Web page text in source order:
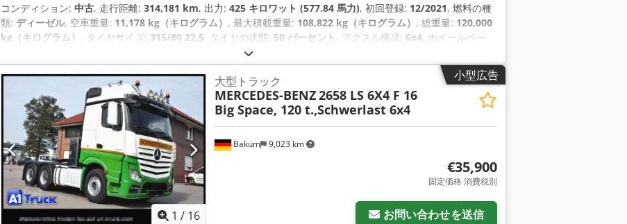
コンディション: 中古, 走行距離: 314,181 km, 出力: 425 キロワット (577.84 馬力), 初回登録: 12/2021, 燃料の種
類: ディーゼル, 空車重量: 11,178 kg（キログラム） , 最大積載重量: 108,822 kg（キログラム） , 総重量: 120,000
kg（キログラム） , タイヤサイズ: 315/80 22,5, タイヤの状態: 50 パーセント , アクスル構成: 6x4, ホイールベー
リターダ
ートマチック, 排出クラス:ユーロ6, サスペンション:スチール-エア, 製造年:2021, 稼働時間:314,181 h, フロント
タイヤサイズ:315/80 22,5, 後輪タイヤサイズ: 315/80 22,5, ベッド数:
ABS（アンチロック・ブレーキ・
システム）, すすフィルター, イモビライザーシステム, エアコン, エアバッグ, キャビン, クルーズコントロール, デ
ファレンシャルロック, トラック登録, パーキングヒーター, フォグランプ, 車載コンピュータ, 電子安定制御プログ
ラム (ESP),
小型広告
1 / 16
Bakum 9,023 km
大型トラック
MERCEDES-BENZ2658 LS 6X4 F 16
Big Space, 120 t.,Schwerlast 6x4
€35,900
固定価格 消費税別
お問い合わせを送信